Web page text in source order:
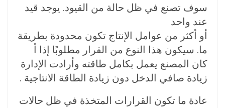
سوف تصنع في ظل حالة من القيود. يوجد قيد
عند واحد
أو أكثر من عوامل الإنتاج تكون محدودة بطريقة
ما. سيكون هذا النوع من القرار مطلوبًا إذا أ
كان المصنع يعمل بكامل طاقته وأرادت الإدارة
زيادة صافي الدخل دون زيادة الطاقة الانتاجية .
عادة ما تكون القرارات المتخذة في ظل حالات